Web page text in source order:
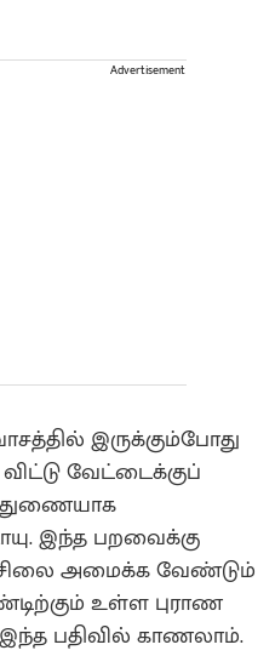
Advertisement
இருக்கும்போது
வேட்டைக்குப்
துணையாக
இந்த பறவைக்கு
அமைக்க வேண்டும்
உள்ள புராண
பதிவில் காணலாம்.